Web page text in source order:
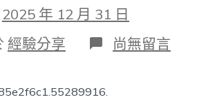
2025 年 12 月 31 日
經驗分享 在
〈文
尚無留言